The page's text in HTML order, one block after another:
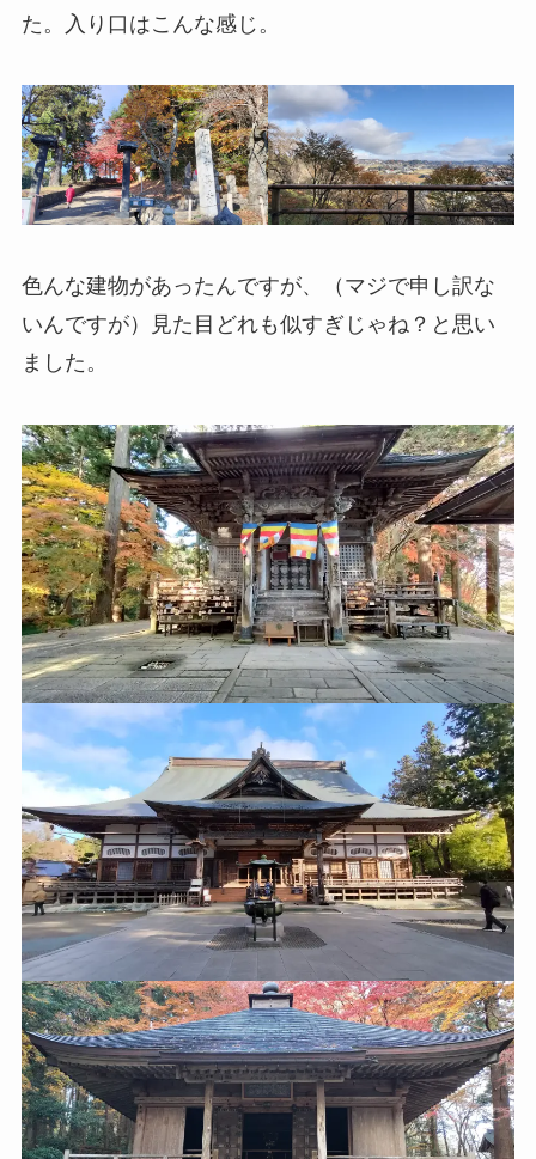
た。入り口はこんな感じ。
色んな建物があったんですが、（マジで申し訳な
いんですが）見た目どれも似すぎじゃね？と思い
ました。